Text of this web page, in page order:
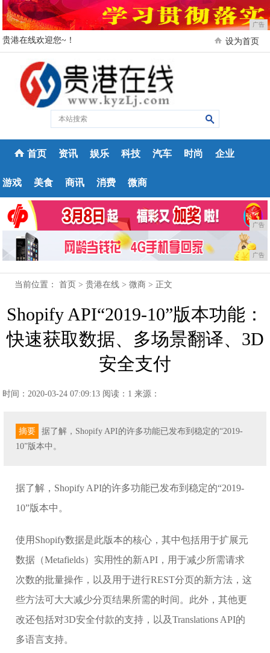
广告
贵港在线欢迎您~！ 设为首页
首页 资讯 娱乐 科技 汽车 时尚 企业
游戏 美食 商讯 消费 微商
广告
广告
当前位置：首页 >贵港在线 >微商 > 正文
Shopify API“2019-10”版本功能：
快速获取数据、多场景翻译、3D
安全支付
时间：2020-03-24 07:09:13 阅读：1 来源：
摘要
据了解，Shopify API的许多功能已发布到稳定的“2019-
10”版本中。
据了解，Shopify API的许多功能已发布到稳定的“2019-
10”版本中。
使用Shopify数据是此版本的核心，其中包括用于扩展元
数据（Metafields）实用性的新API，用于减少所需请求
次数的批量操作，以及用于进行REST分页的新方法，这
些方法可大大减少分页结果所需的时间。此外，其他更
改还包括对3D安全付款的支持，以及Translations API的
多语言支持。